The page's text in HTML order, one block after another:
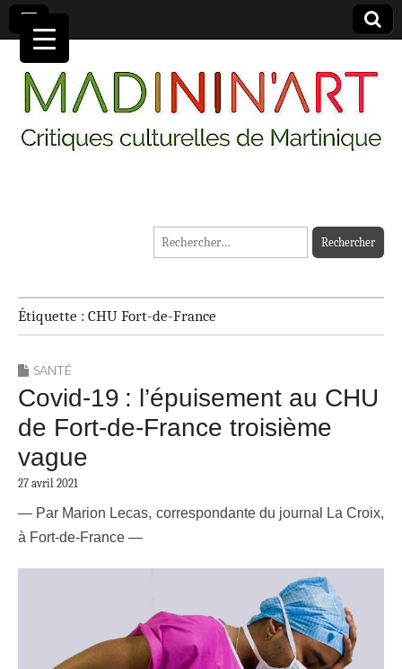
MADININ'ART
Rechercher :
Étiquette : CHU Fort-de-France
SANTÉ
Covid-19 : l’épuisement au CHU
de Fort-de-France troisième
vague
27 avril 2021
— Par Marion Lecas, correspondante du journal La Croix,
à Fort-de-France —